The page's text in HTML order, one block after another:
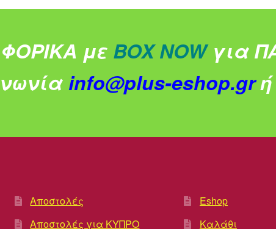
με BOX NOW για
info@plus-eshop.grή
Αποστολές
Αποστολές για ΚΥΠΡΟ
Eshop
Καλάθι